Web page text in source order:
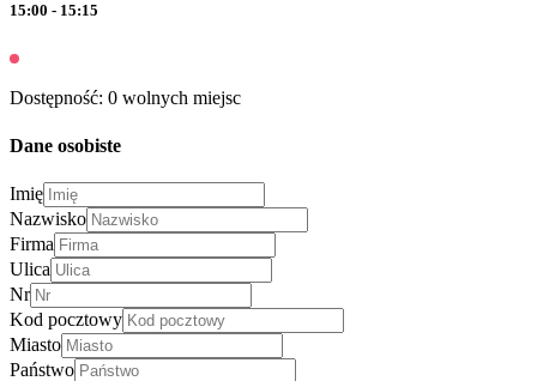
15:00 - 15:15
Dostępność: 0 wolnych miejsc
Dane osobiste
Imię
Nazwisko
Firma
Ulica
Nr
Kod pocztowy
Miasto
Państwo